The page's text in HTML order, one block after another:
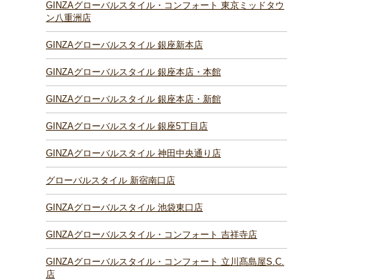
GINZAグローバルスタイル・コンフォート 東京ミッドタウ
ン八重洲店
GINZAグローバルスタイル 銀座新本店
GINZAグローバルスタイル 銀座本店・本館
GINZAグローバルスタイル 銀座本店・新館
GINZAグローバルスタイル 銀座5丁目店
GINZAグローバルスタイル 神田中央通り店
グローバルスタイル 新宿南口店
GINZAグローバルスタイル 池袋東口店
GINZAグローバルスタイル・コンフォート 吉祥寺店
GINZAグローバルスタイル・コンフォート 立川髙島屋S.C.
店